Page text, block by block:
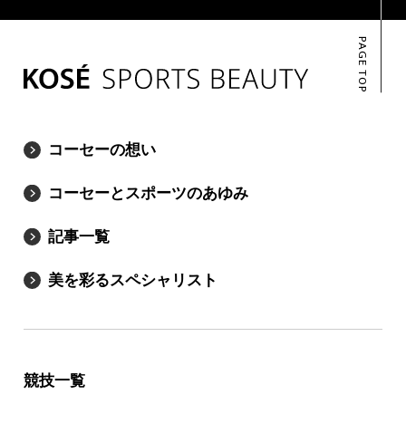
PAGE TOP
コーセーの想い
コーセーとスポーツのあゆみ
記事一覧
美を彩るスペシャリスト
競技一覧